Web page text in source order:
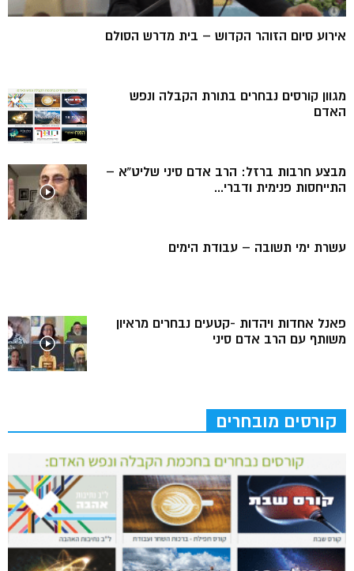
אירוע סיום הזוהר הקדוש – בית מדרש הסולם
מגוון קורסים נבחרים בתורת הקבלה ונפש
האדם
מבצע חרבות ברזל: הרב אדם סיני שליט”א –
התייחסות פנימית ודברי...
עשרת ימי תשובה – עבודת הימים
פאנל אחדות ויהדות -קטעים נבחרים מראיון
משותף עם הרב אדם סיני
קורסים מובחרים